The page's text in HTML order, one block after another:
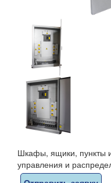
Шкафы, ящики, пункты и
управления и